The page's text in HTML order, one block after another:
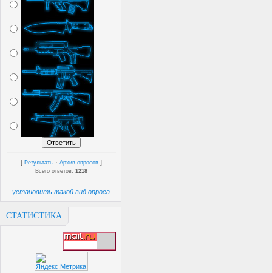
[ Результаты · Архив опросов ]
Всего ответов: 1218
установить такой вид опроса
СТАТИСТИКА